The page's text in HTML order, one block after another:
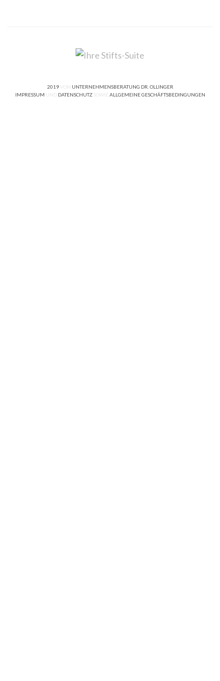
2019 VON UNTERNEHMENSBERATUNG DR. OLLINGER
IMPRESSUM UNDDATENSCHUTZSOWIE ALLGEMEINE GESCHÄFTSBEDINGUNGEN